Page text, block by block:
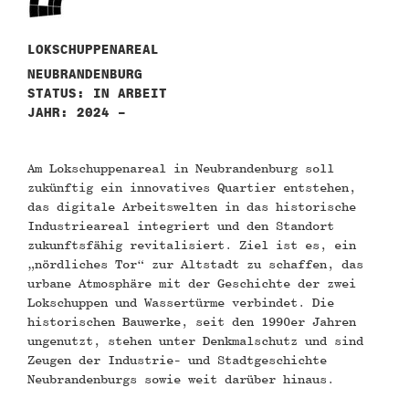
LOKSCHUPPENAREAL
NEUBRANDENBURG
STATUS: IN ARBEIT
JAHR: 2024 –
Am Lokschuppenareal in Neubrandenburg soll
zukünftig ein innovatives Quartier entstehen,
das digitale Arbeitswelten in das historische
Industrieareal integriert und den Standort
zukunftsfähig revitalisiert. Ziel ist es, ein
„nördliches Tor“ zur Altstadt zu schaffen, das
urbane Atmosphäre mit der Geschichte der zwei
Lokschuppen und Wassertürme verbindet. Die
historischen Bauwerke, seit den 1990er Jahren
ungenutzt, stehen unter Denkmalschutz und sind
Zeugen der Industrie- und Stadtgeschichte
Neubrandenburgs sowie weit darüber hinaus.